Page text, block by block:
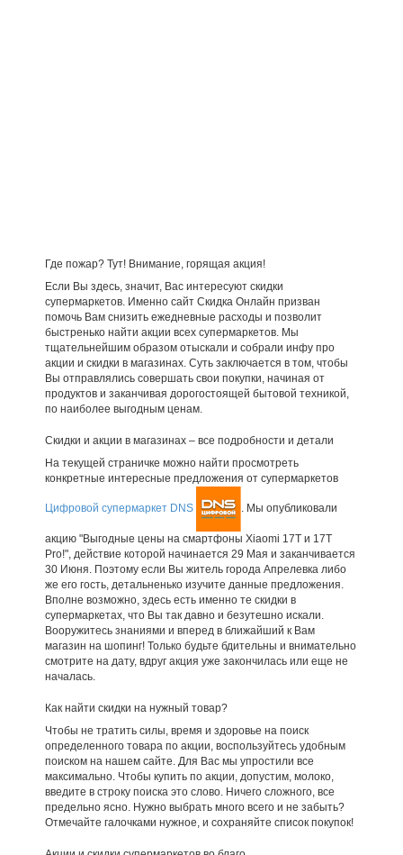
Где пожар? Тут! Внимание, горящая акция!
Если Вы здесь, значит, Вас интересуют скидки
супермаркетов. Именно сайт Скидка Онлайн призван
помочь Вам снизить ежедневные расходы и позволит
быстренько найти акции всех супермаркетов. Мы
тщательнейшим образом отыскали и собрали инфу про
акции и скидки в магазинах. Суть заключается в том, чтобы
Вы отправлялись совершать свои покупки, начиная от
продуктов и заканчивая дорогостоящей бытовой техникой,
по наиболее выгодным ценам.
Скидки и акции в магазинах – все подробности и детали
На текущей страничке можно найти просмотреть
конкретные интересные предложения от супермаркетов
Цифровой супермаркет DNS . Мы опубликовали
акцию "Выгодные цены на смартфоны Xiaomi 17T и 17T
Pro!", действие которой начинается 29 Мая и заканчивается
30 Июня. Поэтому если Вы житель города Апрелевка либо
же его гость, детальненько изучите данные предложения.
Вполне возможно, здесь есть именно те скидки в
супермаркетах, что Вы так давно и безутешно искали.
Вооружитесь знаниями и вперед в ближайший к Вам
магазин на шопинг! Только будьте бдительны и внимательно
смотрите на дату, вдруг акция уже закончилась или еще не
началась.
Как найти скидки на нужный товар?
Чтобы не тратить силы, время и здоровье на поиск
определенного товара по акции, воспользуйтесь удобным
поиском на нашем сайте. Для Вас мы упростили все
максимально. Чтобы купить по акции, допустим, молоко,
введите в строку поиска это слово. Ничего сложного, все
предельно ясно. Нужно выбрать много всего и не забыть?
Отмечайте галочками нужное, и сохраняйте список покупок!